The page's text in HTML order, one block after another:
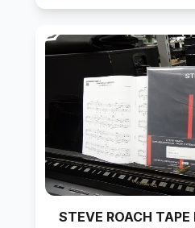
STEVE ROACH TAPE